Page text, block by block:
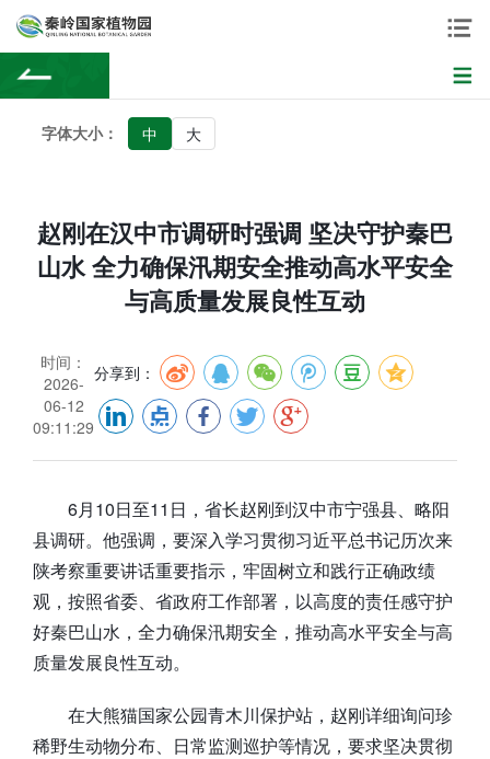
字体大小： 中 大
赵刚在汉中市调研时强调 坚决守护秦巴
山水 全力确保汛期安全推动高水平安全
与高质量发展良性互动
时间：
2026-
06-12
09:11:29
分享到：
6月10日至11日，省长赵刚到汉中市宁强县、略阳
县调研。他强调，要深入学习贯彻习近平总书记历次来
陕考察重要讲话重要指示，牢固树立和践行正确政绩
观，按照省委、省政府工作部署，以高度的责任感守护
好秦巴山水，全力确保汛期安全，推动高水平安全与高
质量发展良性互动。
在大熊猫国家公园青木川保护站，赵刚详细询问珍
稀野生动物分布、日常监测巡护等情况，要求坚决贯彻